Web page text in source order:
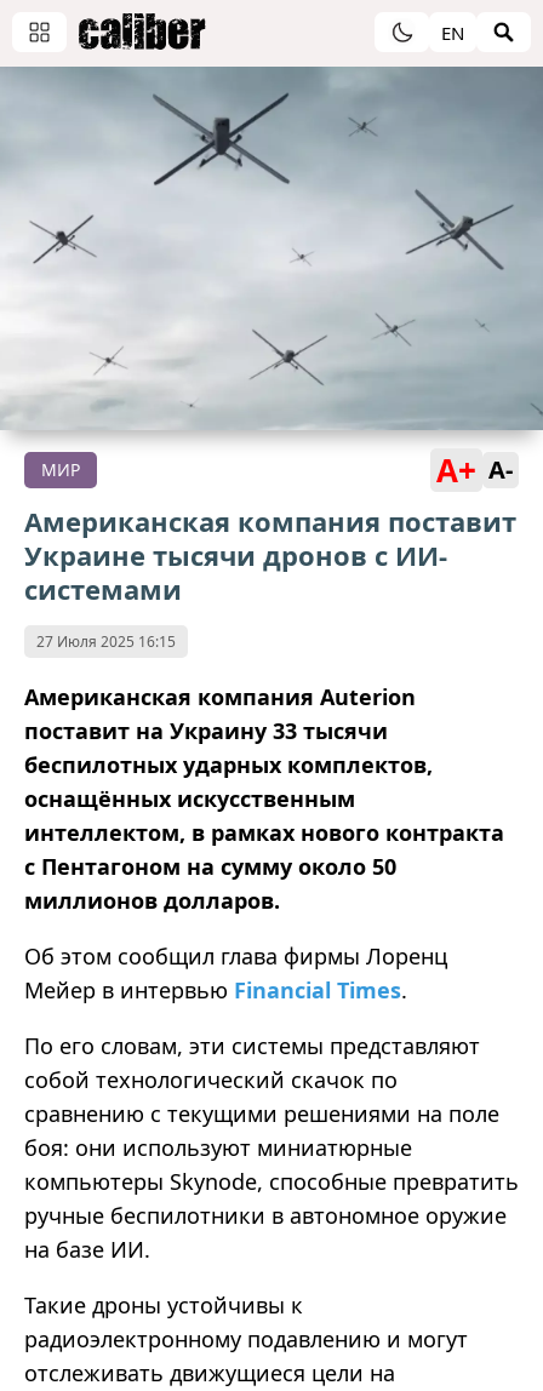
EN
МИР A+ A-
Американская компания поставит
Украине тысячи дронов с ИИ-
системами
27 Июля 2025 16:15
Американская компания Auterion
поставит на Украину 33 тысячи
беспилотных ударных комплектов,
оснащённых искусственным
интеллектом, в рамках нового контракта
с Пентагоном на сумму около 50
миллионов долларов.
Об этом сообщил глава фирмы Лоренц
Мейер в интервью Financial Times.
По его словам, эти системы представляют
собой технологический скачок по
сравнению с текущими решениями на поле
боя: они используют миниатюрные
компьютеры Skynode, способные превратить
ручные беспилотники в автономное оружие
на базе ИИ.
Такие дроны устойчивы к
радиоэлектронному подавлению и могут
отслеживать движущиеся цели на